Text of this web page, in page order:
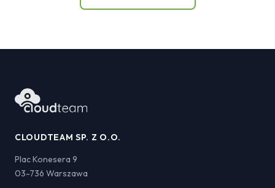
CLOUDTEAM SP. Z O.O.
Plac Konesera 9
03-736 Warszawa